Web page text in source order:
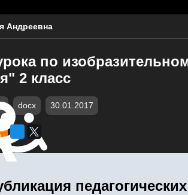
Андреевна
по
2 класс
docx 30.01.2017